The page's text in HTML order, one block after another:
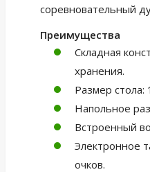
соревновательный
Преимущества
Складная
хранения.
Размер стола:
Напольное
Встроенный
Электронное
очков.